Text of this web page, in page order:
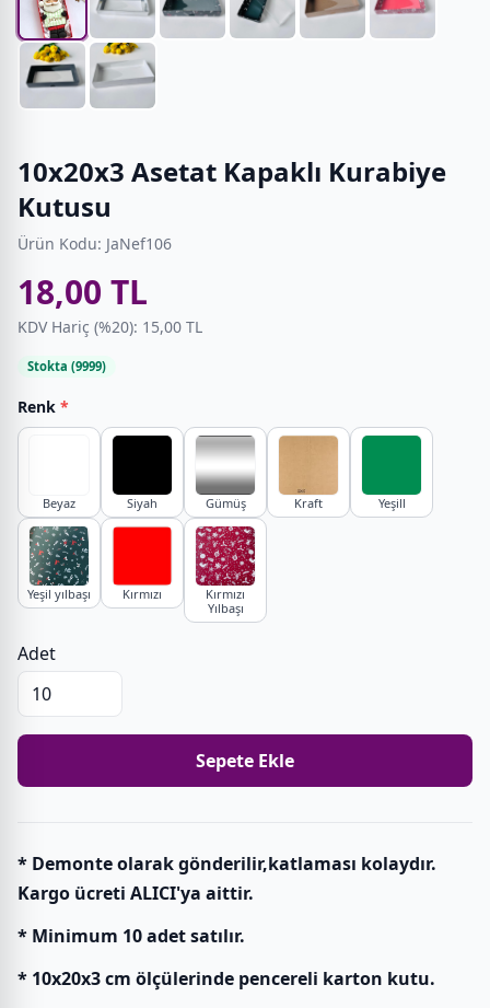
10x20x3 Asetat Kapaklı Kurabiye
Kutusu
Ürün Kodu: JaNef106
18,00 TL
KDV Hariç (%20): 15,00 TL
Stokta (9999)
Renk *
Beyaz Siyah Gümüş Kraft Yeşill
Yeşil yılbaşı Kırmızı
Kırmızı
Yılbaşı
Adet
Sepete Ekle
* Demonte olarak gönderilir,katlaması kolaydır.
Kargo ücreti ALICI'ya aittir.
* Minimum 10 adet satılır.
* 10x20x3 cm ölçülerinde pencereli karton kutu.